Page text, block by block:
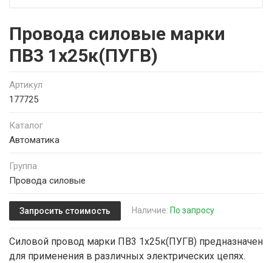
Провода силовые марки
ПВ3 1х25к(ПУГВ)
Артикул
177725
Каталог
Автоматика
Группа
Провода силовые
Запросить стоимость Наличие: По запросу
Силовой провод марки ПВ3 1х25к(ПУГВ) предназначен
для применения в различных электрических цепях.